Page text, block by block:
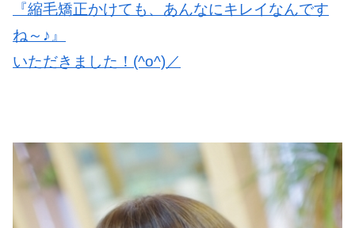
『縮毛矯正かけても、あんなにキレイなんです
ね～♪』
いただきました！(^o^)／